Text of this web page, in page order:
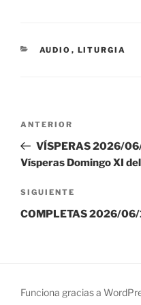
CATEGORÍAS
AUDIO , LITURGIA
entradas
Entrada
anterior:
ANTERIOR
VÍSPERAS 2026/
Vísperas Domingo XI
Siguiente
entrada
SIGUIENTE
COMPLETAS 2026/
Funciona gracias a